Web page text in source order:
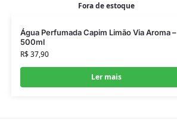
Fora de estoque
Água Perfumada Capim Limão Via Aroma –
500ml
R$37,90
Ler mais